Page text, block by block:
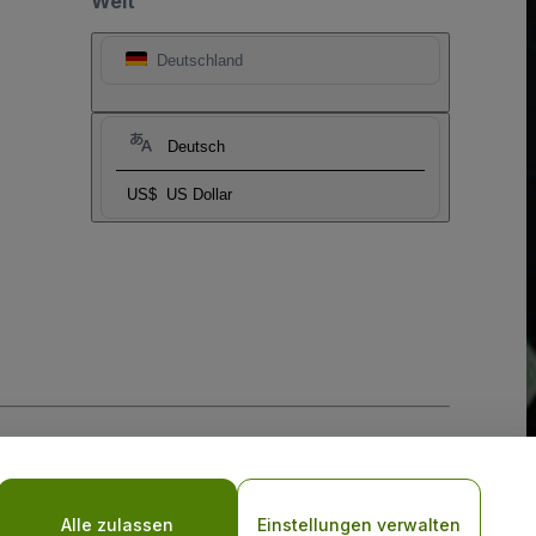
Deutschland
Deutsch
US$ US Dollar
RichtlinieundDatenschutzrichtlinie für Mobilanwendungen
Alle zulassen Einstellungen verwalten